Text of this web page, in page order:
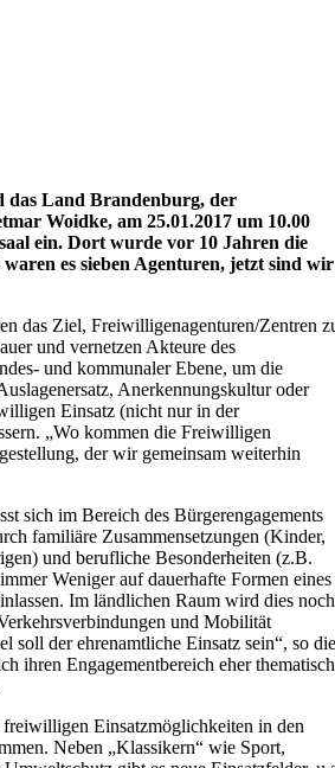
das Land Brandenburg, der
Woidke, am 25.01.2017 um 10.00
ein. Dort wurde vor 10 Jahren die
es sieben Agenturen, jetzt sind wir
das Ziel, Freiwilligenagenturen/Zentren
und vernetzen Akteure des
und kommunaler Ebene, um die
Anerkennungskultur oder
Einsatz (nicht nur in der
„Wo kommen die Freiwilligen
der wir gemeinsam weiterhin
sich im Bereich des Bürgerengagements
familiäre Zusammensetzungen (Kinder,
und berufliche Besonderheiten (z.B.
Weniger auf dauerhafte Formen eines
Im ländlichen Raum wird dies noch
und Mobilität
soll der ehrenamtliche Einsatz sein“, so die
ihren Engagementbereich eher thematisch
Einsatzmöglichkeiten in den
Neben „Klassikern“ wie Sport,